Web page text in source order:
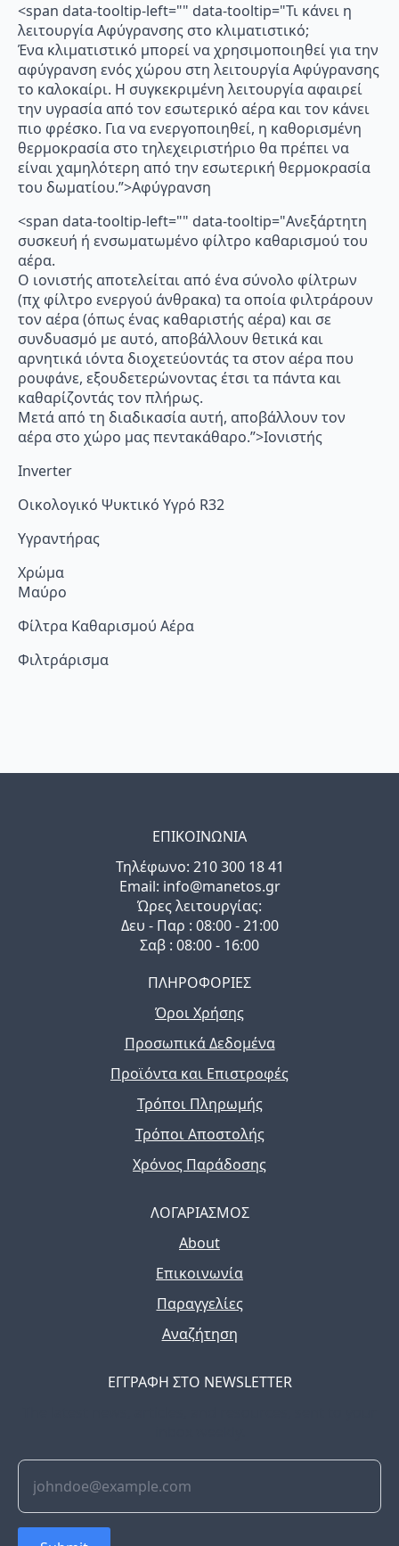
<span data-tooltip-left="" data-tooltip="Τι κάνει η
λειτουργία Αφύγρανσης στο κλιματιστικό;
Ένα κλιματιστικό μπορεί να χρησιμοποιηθεί για την
αφύγρανση ενός χώρου στη λειτουργία Αφύγρανσης
το καλοκαίρι. Η συγκεκριμένη λειτουργία αφαιρεί
την υγρασία από τον εσωτερικό αέρα και τον κάνει
πιο φρέσκο. Για να ενεργοποιηθεί, η καθορισμένη
θερμοκρασία στο τηλεχειριστήριο θα πρέπει να
είναι χαμηλότερη από την εσωτερική θερμοκρασία
του δωματίου.”>Αφύγρανση
<span data-tooltip-left="" data-tooltip="Ανεξάρτητη
συσκευή ή ενσωματωμένο φίλτρο καθαρισμού του
αέρα.
Ο ιονιστής αποτελείται από ένα σύνολο φίλτρων
(πχ φίλτρο ενεργού άνθρακα) τα οποία φιλτράρουν
τον αέρα (όπως ένας καθαριστής αέρα) και σε
συνδυασμό με αυτό, αποβάλλουν θετικά και
αρνητικά ιόντα διοχετεύοντάς τα στον αέρα που
ρουφάνε, εξουδετερώνοντας έτσι τα πάντα και
καθαρίζοντάς τον πλήρως.
Μετά από τη διαδικασία αυτή, αποβάλλουν τον
αέρα στο χώρο μας πεντακάθαρο.”>Ιονιστής
Inverter
Οικολογικό Ψυκτικό Υγρό R32
Υγραντήρας
Χρώμα
Μαύρο
Φίλτρα Καθαρισμού Αέρα
Φιλτράρισμα
ΕΠΙΚΟΙΝΩΝΙΑ
Τηλέφωνo: 210 300 18 41
Email: info@manetos.gr
Ώρες λειτουργίας:
Δευ - Παρ : 08:00 - 21:00
Σαβ : 08:00 - 16:00
ΠΛΗΡΟΦΟΡΙΕΣ
Όροι Χρήσης
Προσωπικά Δεδομένα
Προϊόντα και Επιστροφές
Τρόποι Πληρωμής
Τρόποι Αποστολής
Χρόνος Παράδοσης
ΛΟΓΑΡΙΑΣΜΟΣ
About
Επικοινωνία
Παραγγελίες
Αναζήτηση
ΕΓΓΡΑΦΗ ΣΤΟ NEWSLETTER